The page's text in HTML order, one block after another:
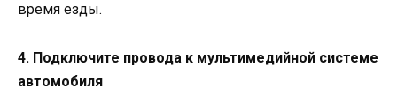
время езды.
4. Подключите провода к мультимедийной системе
автомобиля